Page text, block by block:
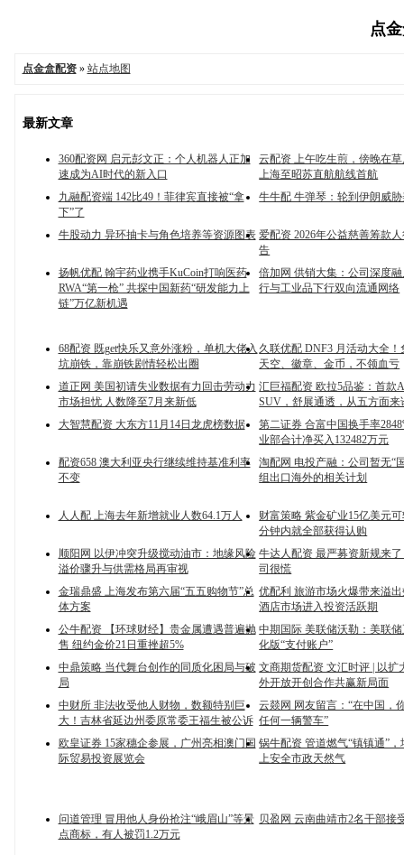
点
点金盒配资» 站点地图
最新文章
360配资网 启元彭文正：个人机器人正加
速成为AI时代的新入口
云配资 上午吃生煎，傍晚在
上海至昭苏直航航线首航
九融配资端 142比49！菲律宾直接被“拿
下”了
牛牛配 牛弹琴：轮到伊朗威
牛股动力 异环抽卡与角色培养等资源图表 爱配资 2026年公益慈善筹款
告
扬帆优配 翰宇药业携手KuCoin打响医药
RWA“第一枪” 共探中国新药“研发能力上
链”万亿新机遇
倍加网 供销大集：公司深度
行与工业品下行双向流通网络
68配资 既get快乐又意外涨粉，单机大佬入
坑崩铁，靠崩铁剧情轻松出圈
久联优配 DNF3 月活动大全
天空、徽章、金币，不领血亏
道正网 美国初请失业数据有力回击劳动力
市场担忧 人数降至7月来新低
汇巨福配资 欧拉5品鉴：首款
SUV，舒展通透，从五方面来
大智慧配资 大东方11月14日龙虎榜数据
第二证券 合富中国换手率
业部合计净买入132482万元
配资658 澳大利亚央行继续维持基准利率
不变
淘配网 电投产融：公司暂无“
组出口海外的相关计划
人人配 上海去年新增就业人数64.1万人
财富策略 紫金矿业15亿美元
分钟内就全部获得认购
顺阳网 以伊冲突升级搅动油市：地缘风险
溢价骤升与供需格局再审视
牛达人配资 最严募资新规来
司很慌
金瑞鼎盛 上海发布第六届“五五购物节”总
体方案
优配利 旅游市场火爆带来溢
酒店市场进入投资活跃期
公牛配资 【环球财经】贵金属遭遇普遍抛
售 纽约金价21日重挫超5%
中期国际 美联储沃勒：美联
化版“支付账户”
中鼎策略 当代舞台创作的同质化困局与破
局
文商期货配资 文汇时评 | 以扩
外开放开创合作共赢新局面
中财所 非法收受他人财物，数额特别巨
大！吉林省延边州委原常委王福生被公诉
云燚网 网友留言：“在中国，
任何一辆警车”
欧皇证券 15家穗企参展，广州亮相澳门国
际贸易投资展览会
锅牛配资 管道燃气“镇镇通”
上安全市政天然气
问道管理 冒用他人身份抢注“峨眉山”等景
点商标，有人被罚1.2万元
贝盈网 云南曲靖市2名干部接